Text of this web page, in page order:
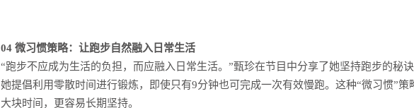
04 微习惯策略：让跑步自然融入日常生活
“跑步不应成为生活的负担，而应融入日常生活。”甄珍在节目中分享了她坚持跑步的秘诀
她提倡利用零散时间进行锻炼，即使只有9分钟也可完成一次有效慢跑。这种“微习惯”
大块时间，更容易长期坚持。